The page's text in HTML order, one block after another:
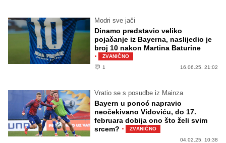
Modri sve jači
Dinamo predstavio veliko
pojačanje iz Bayerna, naslijedio je
broj 10 nakon Martina Baturine
·
ZVANIČNO
1
16.06.25. 21:02
Vratio se s posudbe iz Mainza
Bayern u ponoć napravio
neočekivano Vidoviću, do 17.
februara dobija ono što želi svim
srcem? ·
ZVANIČNO
04.02.25. 10:38